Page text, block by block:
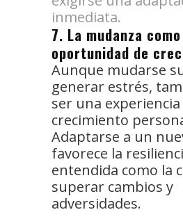
inmediata.
7. La mudanza como
oportunidad de
Aunque mudarse
generar estrés,
ser una experiencia
crecimiento
Adaptarse a un
favorece la
entendida como la
superar cambios y
adversidades.